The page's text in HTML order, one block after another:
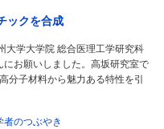
ックを合成
大学大学院 総合医理工学研究科
お願いしました。高坂研究室で
分子材料から魅力ある特性を引
者のつぶやき